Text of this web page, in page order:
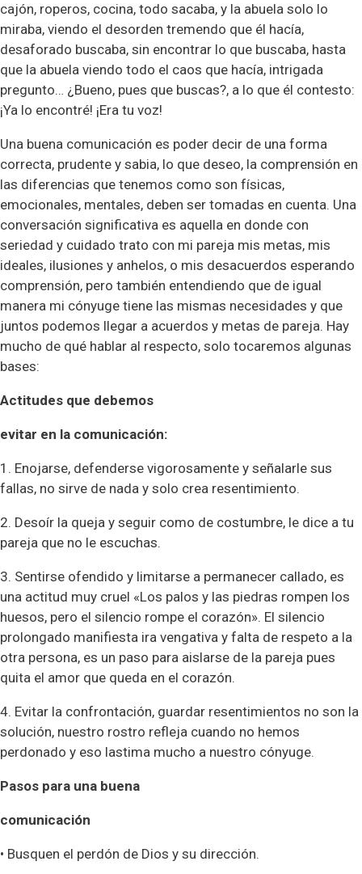
cajón, roperos, cocina, todo sacaba, y la abuela solo lo
miraba, viendo el desorden tremendo que él hacía,
desaforado buscaba, sin encontrar lo que buscaba, hasta
que la abuela viendo todo el caos que hacía, intrigada
pregunto… ¿Bueno, pues que buscas?, a lo que él contesto:
¡Ya lo encontré! ¡Era tu voz!
Una buena comunicación es poder decir de una forma
correcta, prudente y sabia, lo que deseo, la comprensión en
las diferencias que tenemos como son físicas,
emocionales, mentales, deben ser tomadas en cuenta. Una
conversación significativa es aquella en donde con
seriedad y cuidado trato con mi pareja mis metas, mis
ideales, ilusiones y anhelos, o mis desacuerdos esperando
comprensión, pero también entendiendo que de igual
manera mi cónyuge tiene las mismas necesidades y que
juntos podemos llegar a acuerdos y metas de pareja. Hay
mucho de qué hablar al respecto, solo tocaremos algunas
bases:
Actitudes que debemos
evitar en la comunicación:
1. Enojarse, defenderse vigorosamente y señalarle sus
fallas, no sirve de nada y solo crea resentimiento.
2. Desoír la queja y seguir como de costumbre, le dice a tu
pareja que no le escuchas.
3. Sentirse ofendido y limitarse a permanecer callado, es
una actitud muy cruel «Los palos y las piedras rompen los
huesos, pero el silencio rompe el corazón». El silencio
prolongado manifiesta ira vengativa y falta de respeto a la
otra persona, es un paso para aislarse de la pareja pues
quita el amor que queda en el corazón.
4. Evitar la confrontación, guardar resentimientos no son la
solución, nuestro rostro refleja cuando no hemos
perdonado y eso lastima mucho a nuestro cónyuge.
Pasos para una buena
comunicación
• Busquen el perdón de Dios y su dirección.